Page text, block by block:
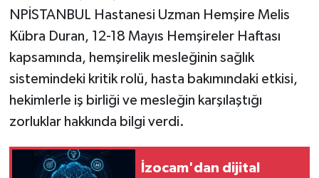
NPİSTANBUL Hastanesi Uzman Hemşire Melis
Kübra Duran, 12-18 Mayıs Hemşireler Haftası
kapsamında, hemşirelik mesleğinin sağlık
sistemindeki kritik rolü, hasta bakımındaki etkisi,
hekimlerle iş birliği ve mesleğin karşılaştığı
zorluklar hakkında bilgi verdi.
İzocam'dan dijital